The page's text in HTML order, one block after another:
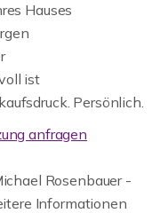
Hauses
ist
Persönlich.
anfragen
Rosenbauer -
Informationen